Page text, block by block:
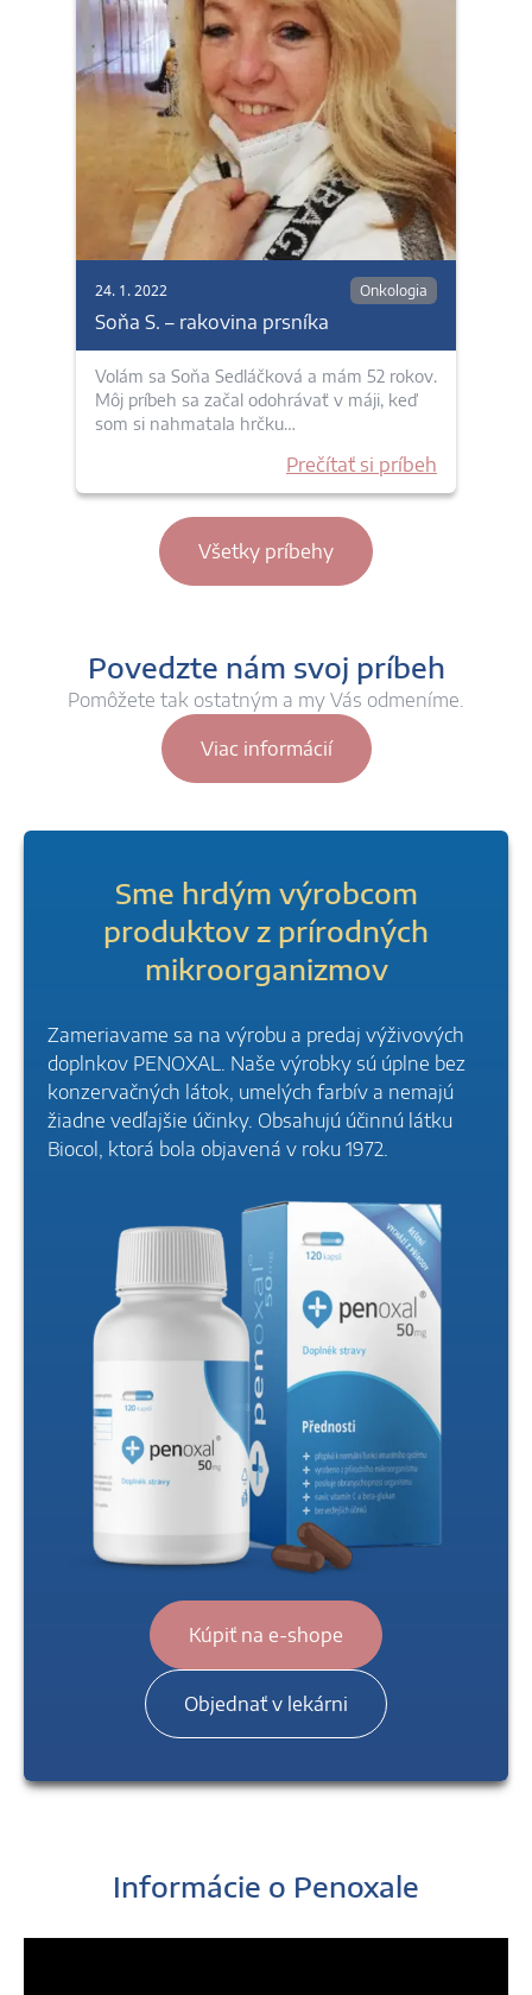
24. 1. 2022 Onkologia
Soňa S. – rakovina prsníka
Volám sa Soňa Sedláčková a mám 52 rokov.
Môj príbeh sa začal odohrávať v máji, keď
som si nahmatala hrčku…
Prečítať si príbeh
Všetky príbehy
Povedzte nám svoj príbeh
Pomôžete tak ostatným a my Vás odmeníme.
Viac informácií
Sme hrdým výrobcom
produktov z prírodných
mikroorganizmov
Zameriavame sa na výrobu a predaj výživových
doplnkov PENOXAL. Naše výrobky sú úplne bez
konzervačných látok, umelých farbív a nemajú
žiadne vedľajšie účinky. Obsahujú účinnú látku
Biocol, ktorá bola objavená v roku 1972.
Kúpiť na e-shope
Objednať v lekárni
Informácie o Penoxale